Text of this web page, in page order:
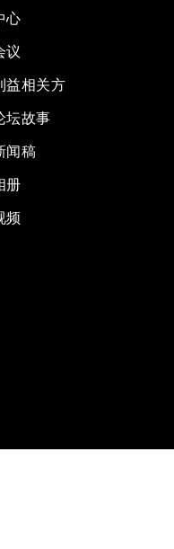
心
议
益相关方
坛故事
闻稿
册
频